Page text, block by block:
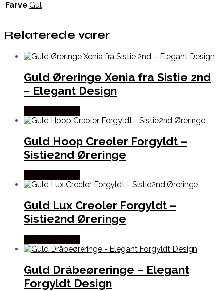
Farve Gul
Relaterede varer
Guld Øreringe Xenia fra Sistie 2nd
– Elegant Design
Guld Hoop Creoler Forgyldt –
Sistie2nd Øreringe
Guld Lux Creoler Forgyldt –
Sistie2nd Øreringe
Guld Dråbeøreringe – Elegant
Forgyldt Design